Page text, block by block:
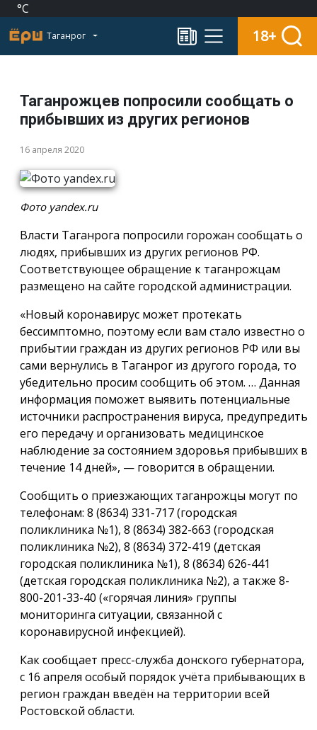
°C
Таганрог 18+
Таганрожцев попросили сообщать о
прибывших из других регионов
16 апреля 2020
Фото yandex.ru
Власти Таганрога попросили горожан сообщать о
людях, прибывших из других регионов РФ.
Соответствующее обращение к таганрожцам
размещено на сайте городской администрации.
«Новый коронавирус может протекать
бессимптомно, поэтому если вам стало известно о
прибытии граждан из других регионов РФ или вы
сами вернулись в Таганрог из другого города, то
убедительно просим сообщить об этом. … Данная
информация поможет выявить потенциальные
источники распространения вируса, предупредить
его передачу и организовать медицинское
наблюдение за состоянием здоровья прибывших в
течение 14 дней», — говорится в обращении.
Сообщить о приезжающих таганрожцы могут по
телефонам: 8 (8634) 331-717 (городская
поликлиника №1), 8 (8634) 382-663 (городская
поликлиника №2), 8 (8634) 372-419 (детская
городская поликлиника №1), 8 (8634) 626-441
(детская городская поликлиника №2), а также 8-
800-201-33-40 («горячая линия» группы
мониторинга ситуации, связанной с
коронавирусной инфекцией).
Как сообщает пресс-служба донского губернатора,
с 16 апреля особый порядок учёта прибывающих в
регион граждан введён на территории всей
Ростовской области.